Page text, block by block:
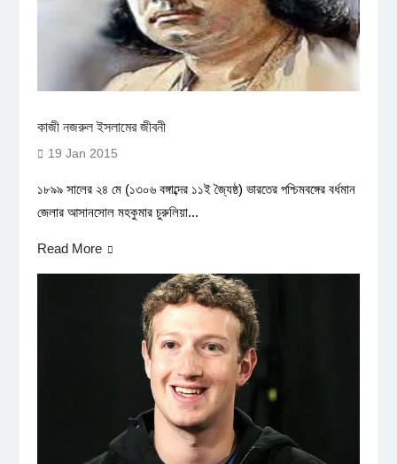
কাজী নজরুল ইসলামের জীবনী
19 Jan 2015
১৮৯৯ সালের ২৪ মে (১৩০৬ বঙ্গাব্দের ১১ই জ্যৈষ্ঠ) ভারতের পশ্চিমবঙ্গের বর্ধমান
জেলার আসানসোল মহকুমার চুরুলিয়া...
Read More